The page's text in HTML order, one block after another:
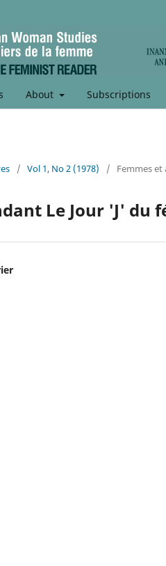
About Subscriptions
/ Vol 1, No 2 (1978) / Femmes
Le Jour 'J' du